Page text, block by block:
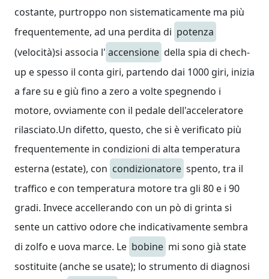
costante, purtroppo non sistematicamente ma più
frequentemente, ad una perdita di potenza
(velocità)si associa l' accensione della spia di chech-
up e spesso il conta giri, partendo dai 1000 giri, inizia
a fare su e giù fino a zero a volte spegnendo i
motore, ovviamente con il pedale dell'acceleratore
rilasciato.Un difetto, questo, che si è verificato più
frequentemente in condizioni di alta temperatura
esterna (estate), con condizionatore spento, tra il
traffico e con temperatura motore tra gli 80 e i 90
gradi. Invece accellerando con un pò di grinta si
sente un cattivo odore che indicativamente sembra
di zolfo e uova marce. Le bobine mi sono già state
sostituite (anche se usate); lo strumento di diagnosi